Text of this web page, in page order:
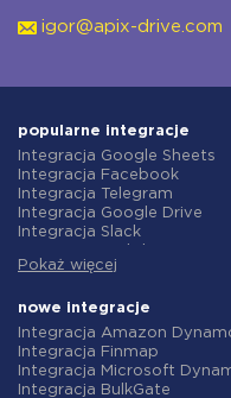
igor@apix-drive.com
popularne integracje
Integracja Google Sheets
Integracja Facebook
Integracja Telegram
Integracja Google Drive
Integracja Slack
Integracja Gmail
Integracja ClickUp
Integracja Airtable
Integracja Google Contacts
Integracja OpenAI
Integracja Instagram
Pokaż więcej
nowe integracje
Integracja Amazon
Integracja Finmap
Integracja Microsoft
Integracja BulkGate